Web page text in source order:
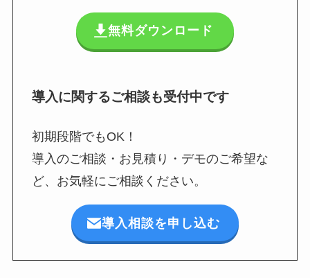
無料ダウンロード
導入に関するご相談も受付中です
初期段階でもOK！
導入のご相談・お見積り・デモのご希望な
ど、お気軽にご相談ください。
導入相談を申し込む